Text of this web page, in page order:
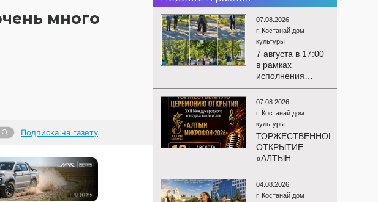
много
07.08.2026
г. Костанай дом
культуры
7 августа в 17:00
в рамках
исполнения
показателей КРІ в
соответствии с
утверждённым
состоялся
выездной концерт
посвященной
экологической
акции «Таза
Казахстан». в
Мендыкаринский
07.08.2026
г. Костанай дом
культуры
ТОРЖЕСТВЕННОЕ
ОТКРЫТИЕ
«АЛТЫН
МИКРОФОН –
2026»
Приглашаем вас
04.08.2026
г. Костанай дом